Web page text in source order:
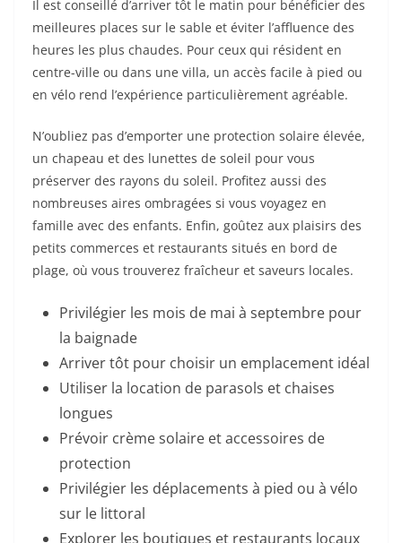
Il est conseillé d’arriver tôt le matin pour bénéficier des
meilleures places sur le sable et éviter l’affluence des
heures les plus chaudes. Pour ceux qui résident en
centre-ville ou dans une villa, un accès facile à pied ou
en vélo rend l’expérience particulièrement agréable.
N’oubliez pas d’emporter une protection solaire élevée,
un chapeau et des lunettes de soleil pour vous
préserver des rayons du soleil. Profitez aussi des
nombreuses aires ombragées si vous voyagez en
famille avec des enfants. Enfin, goûtez aux plaisirs des
petits commerces et restaurants situés en bord de
plage, où vous trouverez fraîcheur et saveurs locales.
Privilégier les mois de mai à septembre pour
la baignade
Arriver tôt pour choisir un emplacement idéal
Utiliser la location de parasols et chaises
longues
Prévoir crème solaire et accessoires de
protection
Privilégier les déplacements à pied ou à vélo
sur le littoral
Explorer les boutiques et restaurants locaux